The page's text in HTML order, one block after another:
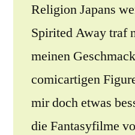
Religion Japans
Spirited Away traf
meinen
comicartigen
mir doch etwas
die Fantasyfilme